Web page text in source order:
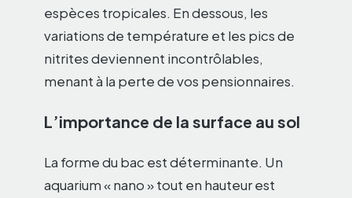
espèces tropicales. En dessous, les
variations de température et les pics de
nitrites deviennent incontrôlables,
menant à la perte de vos pensionnaires.
L’importance de la surface au sol
La forme du bac est déterminante. Un
aquarium « nano » tout en hauteur est